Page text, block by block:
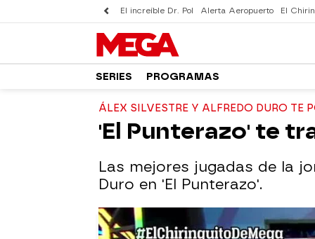
El increíble Dr. Pol Alerta Aeropuerto El
SERIES PROGRAMAS
ÁLEX SILVESTRE Y ALFREDO DURO TE
'El Punterazo' te
Las mejores jugadas de la
Duro en 'El Punterazo'.